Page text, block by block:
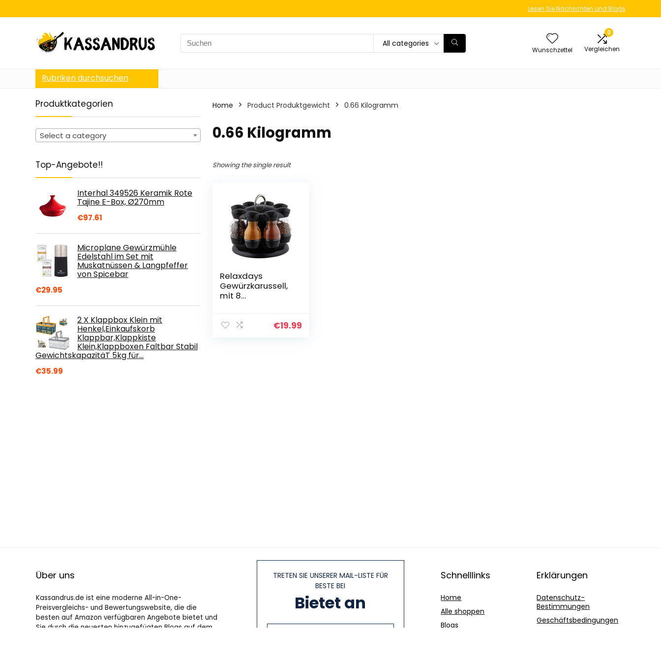
Lesen Sie Nachrichten und Blogs
Search
for:
All categories
Wunschzettel
0
Vergleichen
Rubriken durchsuchen
Produktkategorien
Select a category
Top-Angebote!!
Interhal 349526 Keramik Rote
Tajine E-Box, Ø270mm
€97.61
Microplane Gewürzmühle
Edelstahl im Set mit
Muskatnüssen & Langpfeffer
von Spicebar
€29.95
2 X Klappbox Klein mit
Henkel,Einkaufskorb
Klappbar,Klappkiste
Klein,Klappboxen Faltbar Stabil
GewichtskapazitäT 5kg für…
€35.99
Home Product Produktgewicht ‎0.66 Kilogramm
‎0.66 Kilogramm
Showing the single result
Relaxdays
Gewürzkarussell,
mit 8
tragbar,
€19.99
Über uns
Kassandrus.de ist eine moderne All-in-One-
Preisvergleichs- und Bewertungswebsite, die die
besten auf Amazon verfügbaren Angebote bietet und
Sie durch die neuesten hinzugefügten Blogs auf dem
TRETEN SIE UNSERER MAIL-LISTE FÜR
BESTE BEI
Bietet an
Schnelllinks
Home
Alle shoppen
Blogs
Erklärungen
Datenschutz-
Bestimmungen
Geschäftsbedingungen